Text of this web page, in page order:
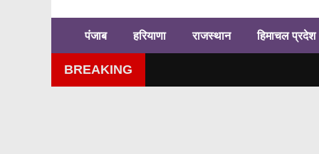
पंजाब हरियाणा राजस्थान हिमाचल प्रदेश
BREAKING